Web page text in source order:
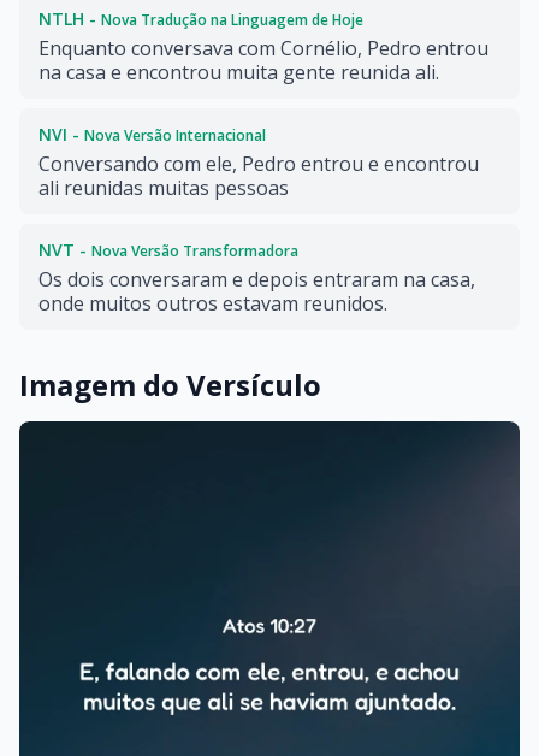
NTLH - Nova Tradução na Linguagem de Hoje
Enquanto conversava com Cornélio, Pedro entrou
na casa e encontrou muita gente reunida ali.
NVI - Nova Versão Internacional
Conversando com ele, Pedro entrou e encontrou
ali reunidas muitas pessoas
NVT - Nova Versão Transformadora
Os dois conversaram e depois entraram na casa,
onde muitos outros estavam reunidos.
Imagem do Versículo